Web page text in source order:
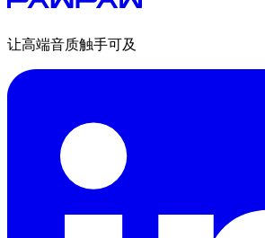
让高端音质触手可及